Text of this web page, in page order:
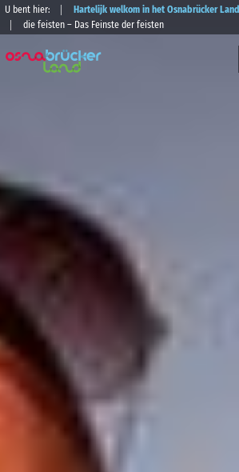
U bent hier: Hartelijk welkom in het Osnabrücker Land
die feisten – Das Feinste der feisten